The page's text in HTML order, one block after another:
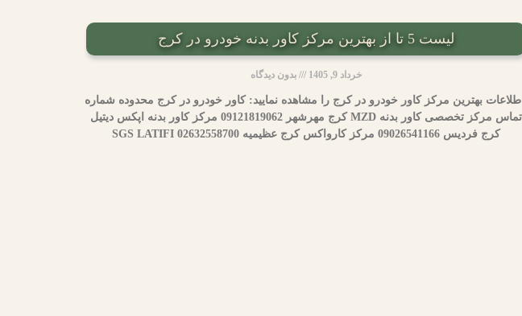
لیست 5 تا از بهترین مرکز کاور بدنه خودرو در کرج
خرداد 9, 1405 بدون دیدگاه
اطلاعات بهترین مرکز کاور خودرو در کرج را مشاهده نمایید: کاور خودرو در کرج محدوده شماره
تماس مرکز تخصصی کاور بدنه MZD کرج مهرشهر 09121819062 مرکز کاور بدنه اپکس دیتیل
کرج فردیس 09026541166 مرکز کارواکس کرج عظیمیه 02632558700 SGS LATIFI